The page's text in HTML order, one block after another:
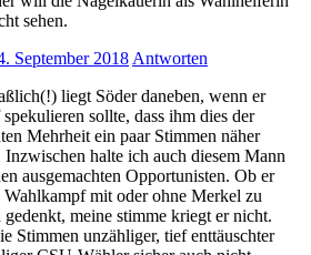
sehen.
September 2018 Antworten
liegt Söder daneben, wenn er
spekulieren sollte, dass ihm dies der
Mehrheit ein paar Stimmen näher
Inzwischen halte ich auch diesem Mann
ausgemachten Opportunisten. Ob er
Wahlkampf mit oder ohne Merkel zu
gedenkt, meine stimme kriegt er nicht.
Stimmen unzähliger, tief enttäuschter